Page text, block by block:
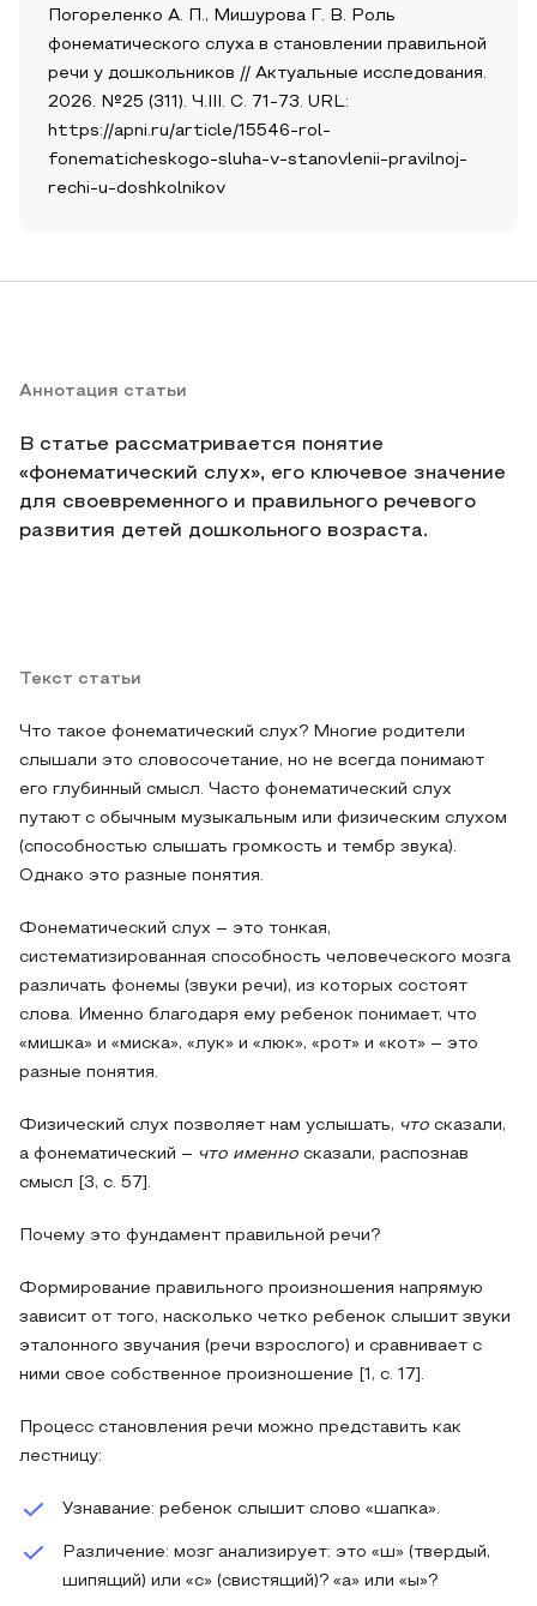
Погореленко А. П., Мишурова Г. В. Роль
фонематического слуха в становлении правильной
речи у дошкольников // Актуальные исследования.
2026. №25 (311). Ч.III. С. 71-73. URL:
https://apni.ru/article/15546-rol-
fonematicheskogo-sluha-v-stanovlenii-pravilnoj-
rechi-u-doshkolnikov
Аннотация статьи
В статье рассматривается понятие
«фонематический слух», его ключевое значение
для своевременного и правильного речевого
развития детей дошкольного возраста.
Текст статьи
Что такое фонематический слух? Многие родители
слышали это словосочетание, но не всегда понимают
его глубинный смысл. Часто фонематический слух
путают с обычным музыкальным или физическим слухом
(способностью слышать громкость и тембр звука).
Однако это разные понятия.
Фонематический слух – это тонкая,
систематизированная способность человеческого мозга
различать фонемы (звуки речи), из которых состоят
слова. Именно благодаря ему ребенок понимает, что
«мишка» и «миска», «лук» и «люк», «рот» и «кот» – это
разные понятия.
Физический слух позволяет нам услышать, что сказали,
а фонематический – что именно сказали, распознав
смысл [3, с. 57].
Почему это фундамент правильной речи?
Формирование правильного произношения напрямую
зависит от того, насколько четко ребенок слышит звуки
эталонного звучания (речи взрослого) и сравнивает с
ними свое собственное произношение [1, с. 17].
Процесс становления речи можно представить как
лестницу:
Узнавание: ребенок слышит слово «шапка».
Различение: мозг анализирует: это «ш» (твердый,
шипящий) или «с» (свистящий)? «а» или «ы»?